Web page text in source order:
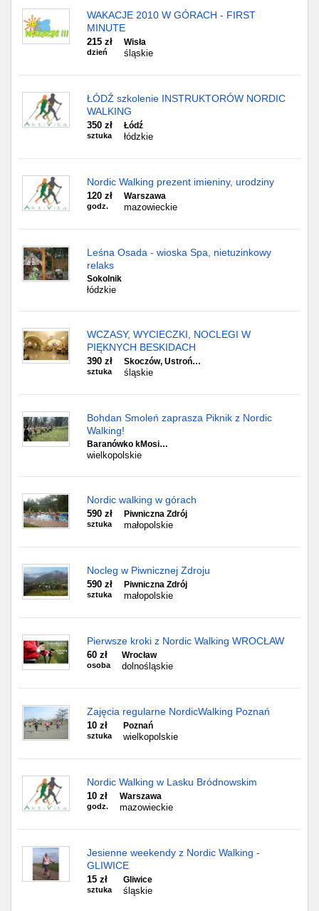
WAKACJE 2010 W GÓRACH - FIRST
MINUTE
215 zł
dzień
Wisła
śląskie
ŁÓDŹ szkolenie INSTRUKTORÓW NORDIC
WALKING
350 zł
sztuka
Łódź
łódzkie
Nordic Walking prezent imieniny, urodziny
120 zł
godz.
Warszawa
mazowieckie
Leśna Osada - wioska Spa, nietuzinkowy
relaks
Sokolnik
łódzkie
WCZASY, WYCIECZKI, NOCLEGI W
PIĘKNYCH BESKIDACH
390 zł
sztuka
Skoczów, Ustroń…
śląskie
Bohdan Smoleń zaprasza Piknik z Nordic
Walking!
Baranówko kMosi…
wielkopolskie
Nordic walking w górach
590 zł
sztuka
Piwniczna Zdrój
małopolskie
Nocleg w Piwnicznej Zdroju
590 zł
sztuka
Piwniczna Zdrój
małopolskie
Pierwsze kroki z Nordic Walking WROCŁAW
60 zł
osoba
Wrocław
dolnośląskie
Zajęcia regularne NordicWalking Poznań
10 zł
sztuka
Poznań
wielkopolskie
Nordic Walking w Lasku Bródnowskim
10 zł
godz.
Warszawa
mazowieckie
Jesienne weekendy z Nordic Walking -
GLIWICE
15 zł
sztuka
Gliwice
śląskie